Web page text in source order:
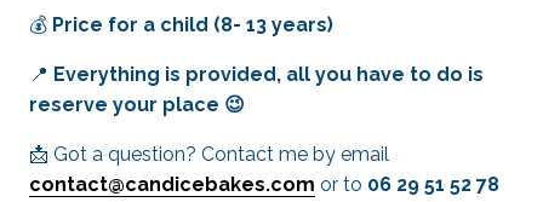
💰 Price for a child (8- 13 years)
📍 Everything is provided, all you have to do is
reserve your place 😉
📩 Got a question? Contact me by email
contact@candicebakes.com or to 06 29 51 52 78